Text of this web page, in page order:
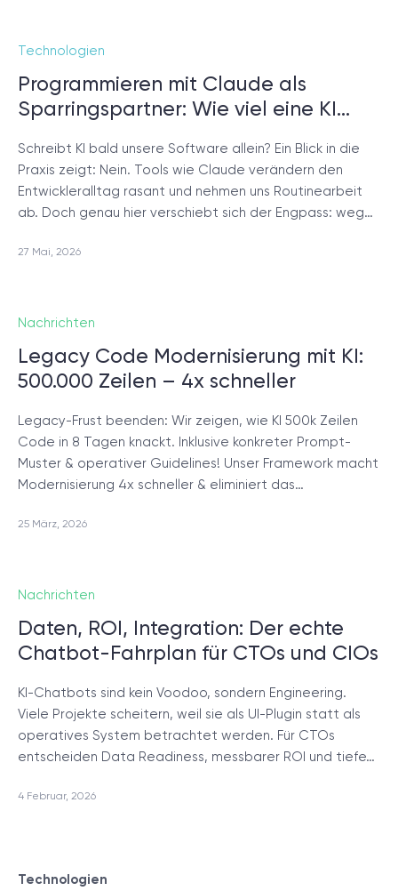
Technologien
Programmieren mit Claude als
Sparringspartner: Wie viel eine KI…
Schreibt KI bald unsere Software allein? Ein Blick in die
Praxis zeigt: Nein. Tools wie Claude verändern den
Entwickleralltag rasant und nehmen uns Routinearbeit
ab. Doch genau hier verschiebt sich der Engpass: weg…
27 Mai, 2026
Nachrichten
Legacy Code Modernisierung mit KI:
500.000 Zeilen – 4x schneller
Legacy-Frust beenden: Wir zeigen, wie KI 500k Zeilen
Code in 8 Tagen knackt. Inklusive konkreter Prompt-
Muster & operativer Guidelines! Unser Framework macht
Modernisierung 4x schneller & eliminiert das…
25 März, 2026
Nachrichten
Daten, ROI, Integration: Der echte
Chatbot-Fahrplan für CTOs und CIOs
KI-Chatbots sind kein Voodoo, sondern Engineering.
Viele Projekte scheitern, weil sie als UI-Plugin statt als
operatives System betrachtet werden. Für CTOs
entscheiden Data Readiness, messbarer ROI und tiefe…
4 Februar, 2026
Technologien
հայերեն
English (UK)
Deutsch
Dansk
English
© 2000 – 2026 WaveAccess , All Rights Reserved.
Datenschutzrichtlinie